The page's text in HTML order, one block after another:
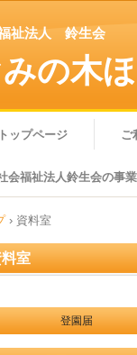
祉法人 鈴生会
みの木
トップページ ご
会福祉法人鈴生会の事
› 資料室
室
登園届